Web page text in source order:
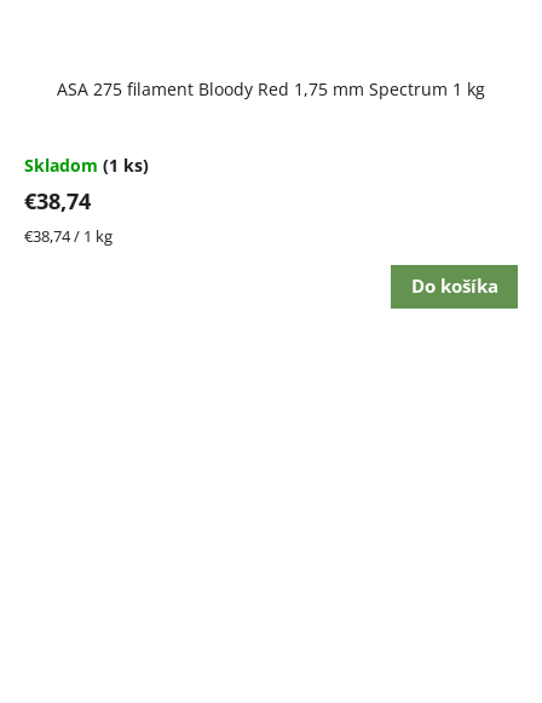
ASA 275 filament Bloody Red 1,75 mm Spectrum 1 kg
Skladom (1 ks)
€38,74
Jednotková
€38,74 / 1 kg
Do košíka